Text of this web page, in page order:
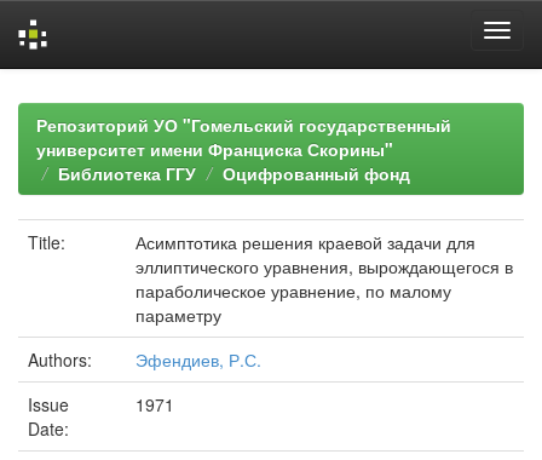
navigationРепозиторий УО "Гомельский государственный
университет имени Франциска Скорины"
Библиотека ГГУ
Оцифрованный фонд
Title:
Асимптотика решения краевой задачи для
эллиптического уравнения, вырождающегося в
параболическое уравнение, по малому
параметру
Authors:
Эфендиев, Р.С.
Issue
Date:
1971